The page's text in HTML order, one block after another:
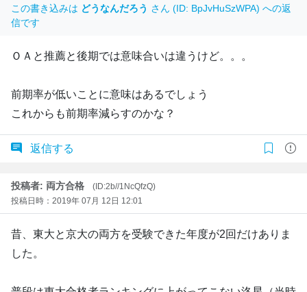
この書き込みは どうなんだろう さん (ID: BpJvHuSzWPA) への返
信です
ＯＡと推薦と後期では意味合いは違うけど。。。
前期率が低いことに意味はあるでしょう
これからも前期率減らすのかな？
返信する
投稿者: 両方合格
(ID:2b//1NcQfzQ)
投稿日時：2019年 07月 12日 12:01
昔、東大と京大の両方を受験できた年度が2回だけありま
した。